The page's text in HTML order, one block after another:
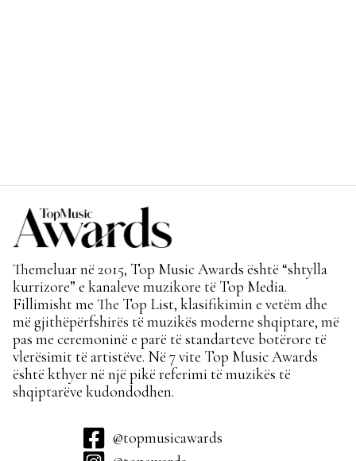
Themeluar në 2015, Top Music Awards është “shtylla
kurrizore” e kanaleve muzikore të Top Media.
Fillimisht me The Top List, klasifikimin e vetëm dhe
më gjithëpërfshirës të muzikës moderne shqiptare, më
pas me ceremoninë e parë të standarteve botërore të
vlerësimit të artistëve. Në 7 vite Top Music Awards
është kthyer në një pikë referimi të muzikës të
shqiptarëve kudondodhen.
@topmusicawards